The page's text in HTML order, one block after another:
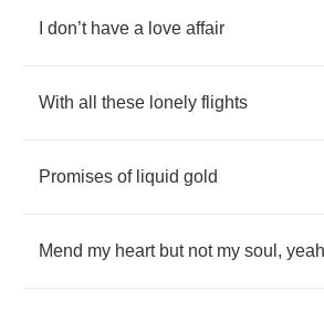
don’t have a love affair
With all these lonely flights
Promises of liquid gold
Mend my heart but not my soul , yeah